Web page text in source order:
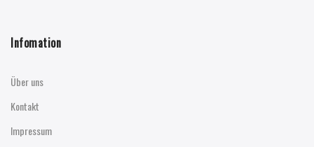
Infomation
Über uns
Kontakt
Impressum